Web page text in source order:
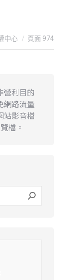
中心 頁面 974
營利目的
網路流量
站影音檔
檔。